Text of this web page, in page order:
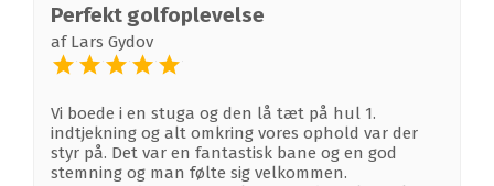
Perfekt golfoplevelse
af Lars Gydov
Vi boede i en stuga og den lå tæt på hul 1.
indtjekning og alt omkring vores ophold var der
styr på. Det var en fantastisk bane og en god
stemning og man følte sig velkommen.